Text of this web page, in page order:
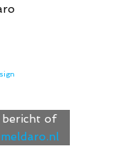
bericht of